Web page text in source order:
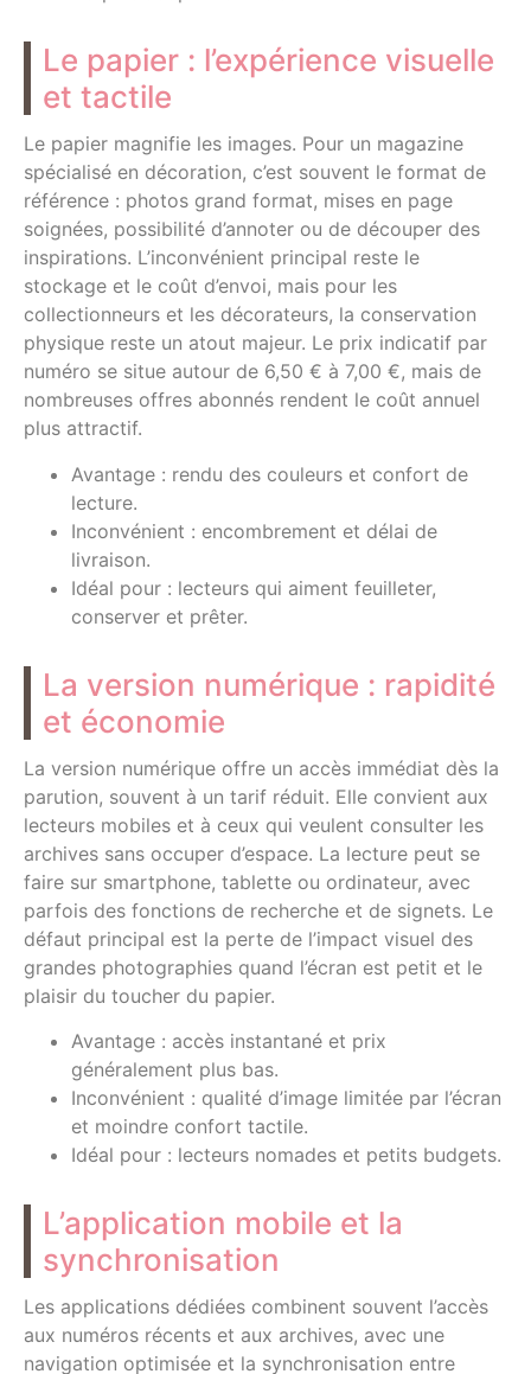
Le papier : l’expérience visuelle
et tactile
Le papier magnifie les images. Pour un magazine
spécialisé en décoration, c’est souvent le format de
référence : photos grand format, mises en page
soignées, possibilité d’annoter ou de découper des
inspirations. L’inconvénient principal reste le
stockage et le coût d’envoi, mais pour les
collectionneurs et les décorateurs, la conservation
physique reste un atout majeur. Le prix indicatif par
numéro se situe autour de 6,50 € à 7,00 €, mais de
nombreuses offres abonnés rendent le coût annuel
plus attractif.
Avantage : rendu des couleurs et confort de
lecture.
Inconvénient : encombrement et délai de
livraison.
Idéal pour : lecteurs qui aiment feuilleter,
conserver et prêter.
La version numérique : rapidité
et économie
La version numérique offre un accès immédiat dès la
parution, souvent à un tarif réduit. Elle convient aux
lecteurs mobiles et à ceux qui veulent consulter les
archives sans occuper d’espace. La lecture peut se
faire sur smartphone, tablette ou ordinateur, avec
parfois des fonctions de recherche et de signets. Le
défaut principal est la perte de l’impact visuel des
grandes photographies quand l’écran est petit et le
plaisir du toucher du papier.
Avantage : accès instantané et prix
généralement plus bas.
Inconvénient : qualité d’image limitée par l’écran
et moindre confort tactile.
Idéal pour : lecteurs nomades et petits budgets.
L’application mobile et la
synchronisation
Les applications dédiées combinent souvent l’accès
aux numéros récents et aux archives, avec une
navigation optimisée et la synchronisation entre